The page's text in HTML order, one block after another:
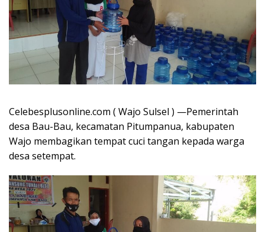
Celebesplusonline.com ( Wajo Sulsel ) —Pemerintah
desa Bau-Bau, kecamatan Pitumpanua, kabupaten
Wajo membagikan tempat cuci tangan kepada warga
desa setempat.